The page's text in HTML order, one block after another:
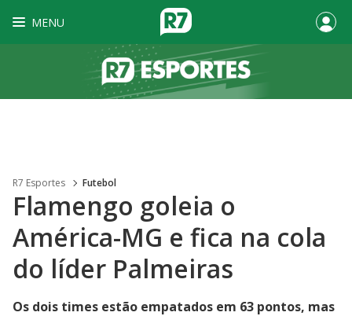
MENU
R7 Esportes Futebol
Flamengo goleia o
América-MG e fica na cola
do líder Palmeiras
Os dois times estão empatados em 63 pontos, mas